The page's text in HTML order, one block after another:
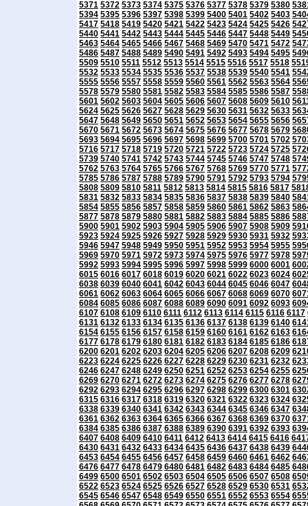
5371 5372 5373 5374 5375 5376 5377 5378 5379 5380
5394 5395 5396 5397 5398 5399 5400 5401 5402 5403
5417 5418 5419 5420 5421 5422 5423 5424 5425 5426
5440 5441 5442 5443 5444 5445 5446 5447 5448 5449
5463 5464 5465 5466 5467 5468 5469 5470 5471 5472
5486 5487 5488 5489 5490 5491 5492 5493 5494 5495
5509 5510 5511 5512 5513 5514 5515 5516 5517 5518
5532 5533 5534 5535 5536 5537 5538 5539 5540 5541
5555 5556 5557 5558 5559 5560 5561 5562 5563 5564
5578 5579 5580 5581 5582 5583 5584 5585 5586 5587
5601 5602 5603 5604 5605 5606 5607 5608 5609 5610
5624 5625 5626 5627 5628 5629 5630 5631 5632 5633
5647 5648 5649 5650 5651 5652 5653 5654 5655 5656
5670 5671 5672 5673 5674 5675 5676 5677 5678 5679
5693 5694 5695 5696 5697 5698 5699 5700 5701 5702
5716 5717 5718 5719 5720 5721 5722 5723 5724 5725
5739 5740 5741 5742 5743 5744 5745 5746 5747 5748
5762 5763 5764 5765 5766 5767 5768 5769 5770 5771
5785 5786 5787 5788 5789 5790 5791 5792 5793 5794
5808 5809 5810 5811 5812 5813 5814 5815 5816 5817
5831 5832 5833 5834 5835 5836 5837 5838 5839 5840
5854 5855 5856 5857 5858 5859 5860 5861 5862 5863
5877 5878 5879 5880 5881 5882 5883 5884 5885 5886
5900 5901 5902 5903 5904 5905 5906 5907 5908 5909
5923 5924 5925 5926 5927 5928 5929 5930 5931 5932
5946 5947 5948 5949 5950 5951 5952 5953 5954 5955
5969 5970 5971 5972 5973 5974 5975 5976 5977 5978
5992 5993 5994 5995 5996 5997 5998 5999 6000 6001
6015 6016 6017 6018 6019 6020 6021 6022 6023 6024
6038 6039 6040 6041 6042 6043 6044 6045 6046 6047
6061 6062 6063 6064 6065 6066 6067 6068 6069 6070
6084 6085 6086 6087 6088 6089 6090 6091 6092 6093
6107 6108 6109 6110 6111 6112 6113 6114 6115 6116 6117
6131 6132 6133 6134 6135 6136 6137 6138 6139 6140
6154 6155 6156 6157 6158 6159 6160 6161 6162 6163
6177 6178 6179 6180 6181 6182 6183 6184 6185 6186
6200 6201 6202 6203 6204 6205 6206 6207 6208 6209
6223 6224 6225 6226 6227 6228 6229 6230 6231 6232
6246 6247 6248 6249 6250 6251 6252 6253 6254 6255
6269 6270 6271 6272 6273 6274 6275 6276 6277 6278
6292 6293 6294 6295 6296 6297 6298 6299 6300 6301
6315 6316 6317 6318 6319 6320 6321 6322 6323 6324
6338 6339 6340 6341 6342 6343 6344 6345 6346 6347
6361 6362 6363 6364 6365 6366 6367 6368 6369 6370
6384 6385 6386 6387 6388 6389 6390 6391 6392 6393
6407 6408 6409 6410 6411 6412 6413 6414 6415 6416
6430 6431 6432 6433 6434 6435 6436 6437 6438 6439
6453 6454 6455 6456 6457 6458 6459 6460 6461 6462
6476 6477 6478 6479 6480 6481 6482 6483 6484 6485
6499 6500 6501 6502 6503 6504 6505 6506 6507 6508
6522 6523 6524 6525 6526 6527 6528 6529 6530 6531
6545 6546 6547 6548 6549 6550 6551 6552 6553 6554